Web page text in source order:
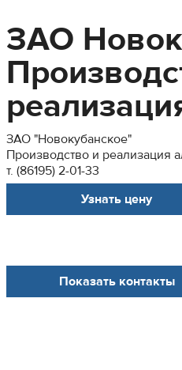
ЗАО
ЗАО "Новокубанское"
Производство и реализация
т. (86195) 2-01-33
Узнать цену
Показать контакты